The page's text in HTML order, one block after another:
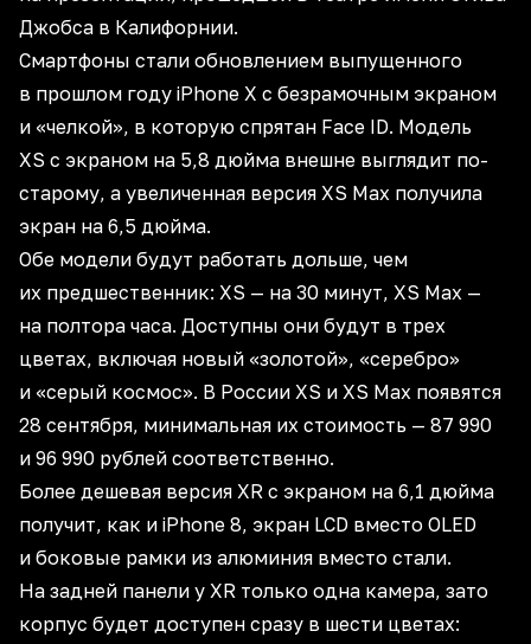
Джобса в Калифорнии.
Смартфоны стали обновлением выпущенного
в прошлом году iPhone X с безрамочным экраном
и «челкой», в которую спрятан Face ID. Модель
XS с экраном на 5,8 дюйма внешне выглядит по-
старому, а увеличенная версия XS Max получила
экран на 6,5 дюйма.
Обе модели будут работать дольше, чем
их предшественник: XS — на 30 минут, XS Max —
на полтора часа. Доступны они будут в трех
цветах, включая новый «золотой», «серебро»
и «серый космос». В России XS и XS Max появятся
28 сентября, минимальная их стоимость — 87 990
и 96 990 рублей соответственно.
Более дешевая версия XR с экраном на 6,1 дюйма
получит, как и iPhone 8, экран LCD вместо OLED
и боковые рамки из алюминия вместо стали.
На задней панели у XR только одна камера, зато
корпус будет доступен сразу в шести цветах: